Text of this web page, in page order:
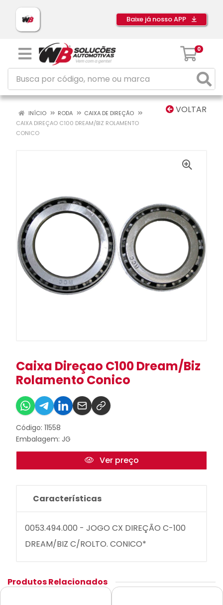
Baixe já nosso APP
0
VOLTAR
INÍCIO RODA
CAIXA DE DIREÇÃO
CAIXA DIREÇAO C100 DREAM/BIZ ROLAMENTO
CONICO
Caixa Direçao C100 Dream/Biz
Rolamento Conico
Código: 11558
Embalagem: JG
Ver preço
Características
0053.494.000 - JOGO CX DIREÇÃO C-100
DREAM/BIZ C/ROLTO. CONICO*
Produtos Relacionados